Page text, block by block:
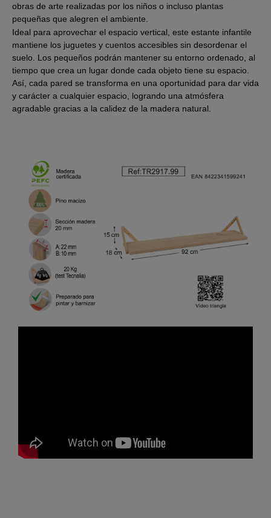
obras de arte realizadas por los niños o incluso plantas
pequeñas que alegren el ambiente.
Ideal para aprovechar el espacio vertical, este estante infantile
mantiene los juguetes y cuentos accesibles sin desordenar el
suelo. Los pequeños podrán mantener su entorno ordenado, al
tiempo que crea un lugar donde cada objeto tiene su espacio.
Así, cada pared se transforma en una oportunidad para dar vida
y carácter a cualquier espacio, logrando una atmósfera
agradable gracias a la calidez de la madera natural.